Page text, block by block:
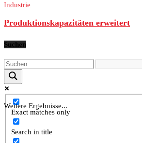
Industrie
Produktionskapazitäten erweitert
Suchen
Weitere Ergebnisse...
Exact matches only
Search in title